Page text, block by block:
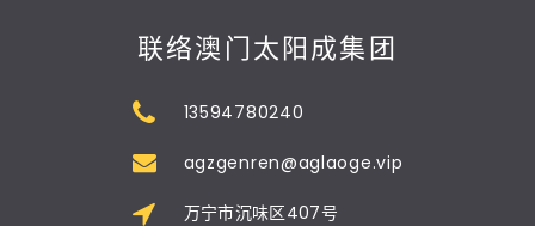
联络澳门太阳成集团
13594780240
agzgenren@aglaoge.vip
万宁市沉味区407号